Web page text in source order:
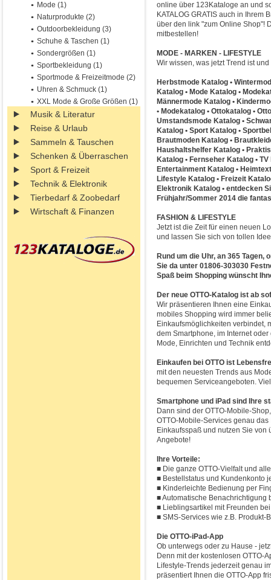
Mode (1)
Naturprodukte (2)
Outdoorbekleidung (3)
Schuhe & Taschen (1)
Sondergrößen (1)
Sportbekleidung (1)
Sportmode & Freizeitmode (2)
Uhren & Schmuck (1)
XXL Mode & Große Größen (1)
Musik & Literatur
Reise & Urlaub
Sammeln & Tauschen
Schenken & Überraschen
Sport & Freizeit
Technik & Elektronik
Tierbedarf & Zoobedarf
Wirtschaft & Finanzen
online über 123Kataloge an und
KATALOG GRATIS auch in
über den link "zum Online Shop"!
mitbestellen!
MODE - MARKEN - LIFESTYLE
Wir wissen, was jetzt Trend ist
Herbstmode Katalog •
Katalog • Mode Katalog •
Männermode Katalog •
• Modekatalog • Ottokatalog •
Umstandsmode Katalog •
Katalog • Sport Katalog •
Brautmoden Katalog •
Haushaltshelfer Katalog •
Katalog • Fernseher Katalog •
Entertainment Katalog •
Lifestyle Katalog • Freizeit
Elektronik Katalog • entdecken
Frühjahr/Sommer 2014 die
FASHION & LIFESTYLE
Jetzt ist die Zeit für einen neuen
und lassen Sie sich von tollen
Rund um die Uhr, an 365
Sie da unter 01806-303030
Spaß beim Shopping wünscht
Der neue OTTO-Katalog ist ab
Wir präsentieren Ihnen eine
mobiles Shopping wird immer
Einkaufsmöglichkeiten verbindet,
dem Smartphone, im Internet
Mode, Einrichten und Technik
Einkaufen bei OTTO ist
mit den neuesten Trends aus
bequemen Serviceangeboten.
Smartphone und iPad sind Ihre
Dann sind der OTTO-Mobile-
OTTO-Mobile-Services genau
Einkaufsspaß und nutzen Sie
Angebote!
Ihre Vorteile:
■ Die ganze OTTO-Vielfalt und
■ Bestellstatus und Kundenkonto
■ Kinderleichte Bedienung per
■ Automatische Benachrichtigung
■ Lieblingsartikel mit Freunden
■ SMS-Services wie z.B. Produkt-
Die OTTO-iPad-App
Ob unterwegs oder zu Hause -
Denn mit der kostenlosen OTTO-
Lifestyle-Trends jederzeit genau
präsentiert Ihnen die OTTO-App